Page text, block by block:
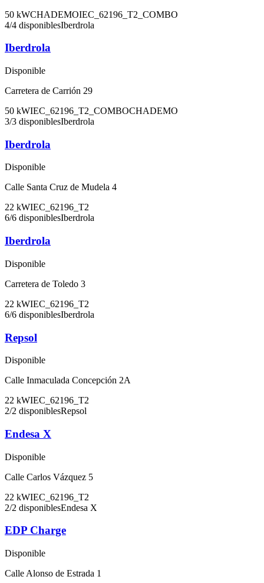
50 kWCHADEMOIEC_62196_T2_COMBO
4/4 disponiblesIberdrola
Iberdrola
Disponible
Carretera de Carrión 29
50 kWIEC_62196_T2_COMBOCHADEMO
3/3 disponiblesIberdrola
Iberdrola
Disponible
Calle Santa Cruz de Mudela 4
22 kWIEC_62196_T2
6/6 disponiblesIberdrola
Iberdrola
Disponible
Carretera de Toledo 3
22 kWIEC_62196_T2
6/6 disponiblesIberdrola
Repsol
Disponible
Calle Inmaculada Concepción 2A
22 kWIEC_62196_T2
2/2 disponiblesRepsol
Endesa X
Disponible
Calle Carlos Vázquez 5
22 kWIEC_62196_T2
2/2 disponiblesEndesa X
EDP Charge
Disponible
Calle Alonso de Estrada 1